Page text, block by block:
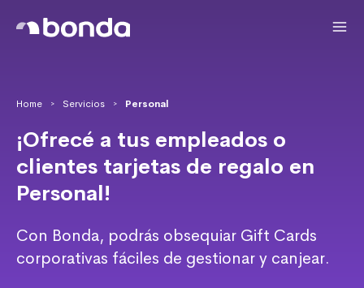
Home > Servicios > Personal
¡Ofrecé a tus empleados o
clientes tarjetas de regalo en
Personal!
Con Bonda, podrás obsequiar Gift Cards
corporativas fáciles de gestionar y canjear.